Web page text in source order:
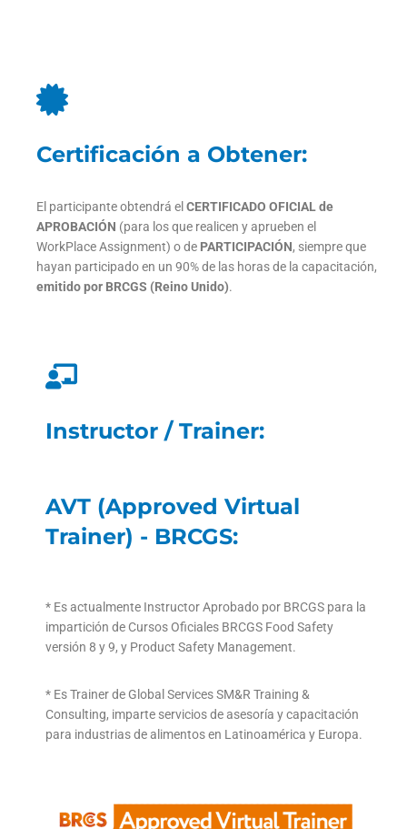
Certificación a Obtener:
El participante obtendrá el CERTIFICADO OFICIAL de
APROBACIÓN (para los que realicen y aprueben el
WorkPlace Assignment) o de PARTICIPACIÓN, siempre que
hayan participado en un 90% de las horas de la capacitación,
emitido por BRCGS (Reino Unido).
Instructor / Trainer:
AVT (Approved Virtual
Trainer) - BRCGS:
* Es actualmente Instructor Aprobado por BRCGS para la
impartición de Cursos Oficiales BRCGS Food Safety
versión 8 y 9, y Product Safety Management.
* Es Trainer de Global Services SM&R Training &
Consulting, imparte servicios de asesoría y capacitación
para industrias de alimentos en Latinoamérica y Europa.